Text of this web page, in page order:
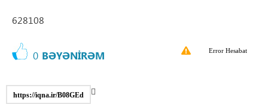
628108
0 BƏYƏNİRƏM Error Hesabat
https://iqna.ir/B08GEd